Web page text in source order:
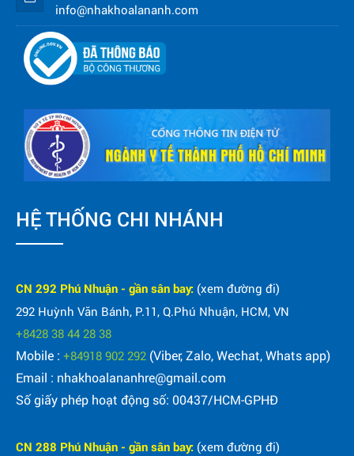
info@nhakhoalananh.com
HỆ THỐNG CHI NHÁNH
CN 292 Phú Nhuận - gần sân bay: (xem đường đi)
292 Huỳnh Văn Bánh, P.11, Q.Phú Nhuận, HCM, VN
+8428 38 44 28 38
Mobile : +84918 902 292 (Viber, Zalo, Wechat, Whats app)
Email : nhakhoalananhre@gmail.com
Số giấy phép hoạt động số: 00437/HCM-GPHĐ
CN 288 Phú Nhuận - gần sân bay: (xem đường đi)